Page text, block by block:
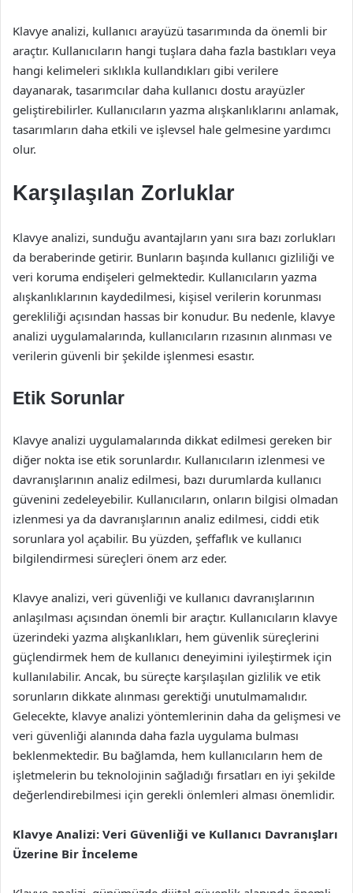
Klavye analizi, kullanıcı arayüzü tasarımında da önemli bir
araçtır. Kullanıcıların hangi tuşlara daha fazla bastıkları veya
hangi kelimeleri sıklıkla kullandıkları gibi verilere
dayanarak, tasarımcılar daha kullanıcı dostu arayüzler
geliştirebilirler. Kullanıcıların yazma alışkanlıklarını anlamak,
tasarımların daha etkili ve işlevsel hale gelmesine yardımcı
olur.
Karşılaşılan Zorluklar
Klavye analizi, sunduğu avantajların yanı sıra bazı zorlukları
da beraberinde getirir. Bunların başında kullanıcı gizliliği ve
veri koruma endişeleri gelmektedir. Kullanıcıların yazma
alışkanlıklarının kaydedilmesi, kişisel verilerin korunması
gerekliliği açısından hassas bir konudur. Bu nedenle, klavye
analizi uygulamalarında, kullanıcıların rızasının alınması ve
verilerin güvenli bir şekilde işlenmesi esastır.
Etik Sorunlar
Klavye analizi uygulamalarında dikkat edilmesi gereken bir
diğer nokta ise etik sorunlardır. Kullanıcıların izlenmesi ve
davranışlarının analiz edilmesi, bazı durumlarda kullanıcı
güvenini zedeleyebilir. Kullanıcıların, onların bilgisi olmadan
izlenmesi ya da davranışlarının analiz edilmesi, ciddi etik
sorunlara yol açabilir. Bu yüzden, şeffaflık ve kullanıcı
bilgilendirmesi süreçleri önem arz eder.
Klavye analizi, veri güvenliği ve kullanıcı davranışlarının
anlaşılması açısından önemli bir araçtır. Kullanıcıların klavye
üzerindeki yazma alışkanlıkları, hem güvenlik süreçlerini
güçlendirmek hem de kullanıcı deneyimini iyileştirmek için
kullanılabilir. Ancak, bu süreçte karşılaşılan gizlilik ve etik
sorunların dikkate alınması gerektiği unutulmamalıdır.
Gelecekte, klavye analizi yöntemlerinin daha da gelişmesi ve
veri güvenliği alanında daha fazla uygulama bulması
beklenmektedir. Bu bağlamda, hem kullanıcıların hem de
işletmelerin bu teknolojinin sağladığı fırsatları en iyi şekilde
değerlendirebilmesi için gerekli önlemleri alması önemlidir.
Klavye Analizi: Veri Güvenliği ve Kullanıcı Davranışları
Üzerine Bir İnceleme